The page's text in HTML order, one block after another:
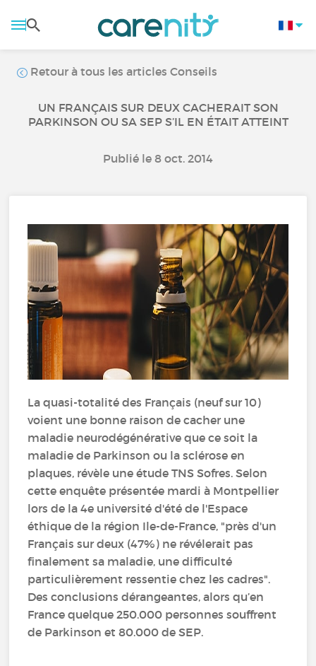
Retour à tous les articles Conseils
UN FRANÇAIS SUR DEUX CACHERAIT SON
PARKINSON OU SA SEP S’IL EN ÉTAIT ATTEINT
Publié le 8 oct. 2014
La quasi-totalité des Français (neuf sur 10)
voient une bonne raison de cacher une
maladie neurodégénérative que ce soit la
maladie de Parkinson ou la sclérose en
plaques, révèle une étude TNS Sofres. Selon
cette enquête présentée mardi à Montpellier
lors de la 4e université d'été de l'Espace
éthique de la région Ile-de-France, "près d'un
Français sur deux (47%) ne révélerait pas
finalement sa maladie, une difficulté
particulièrement ressentie chez les cadres".
Des conclusions dérangeantes, alors qu’en
France quelque 250.000 personnes souffrent
de Parkinson et 80.000 de SEP.